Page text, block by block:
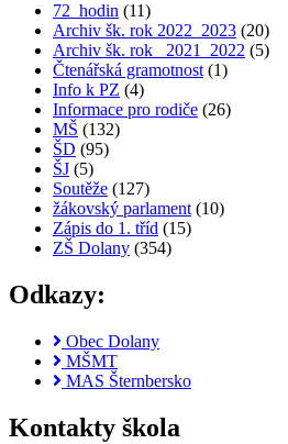
72_hodin (11)
Archiv šk. rok 2022_2023 (20)
Archiv šk. rok_ 2021_2022 (5)
Čtenářská gramotnost (1)
Info k PZ (4)
Informace pro rodiče (26)
MŠ (132)
ŠD (95)
ŠJ (5)
Soutěže (127)
žákovský parlament (10)
Zápis do 1. tříd (15)
ZŠ Dolany (354)
Odkazy:
Obec Dolany
MŠMT
MAS Šternbersko
Kontakty škola